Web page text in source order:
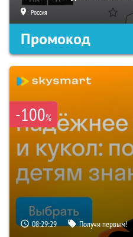
Россия
Промокод
-100%
08:29:29 Получи первым!